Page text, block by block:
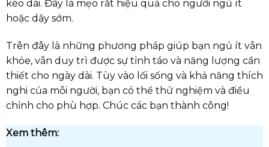
kéo dài. Đây là mẹo rất hiệu quả cho người ngủ ít
hoặc dậy sớm.
Trên đây là những phương pháp giúp bạn ngủ ít vẫn
khỏe, vẫn duy trì được sự tỉnh táo và năng lượng cần
thiết cho ngày dài. Tùy vào lối sống và khả năng thích
nghi của mỗi người, bạn có thể thử nghiệm và điều
chỉnh cho phù hợp. Chúc các bạn thành công!
Xem thêm: